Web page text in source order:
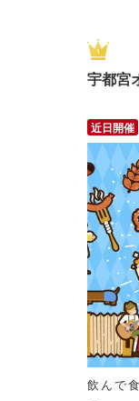
宇都宮
飲んで